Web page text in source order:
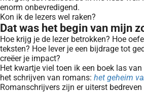
enorm onbevredigend.
Kon ik de lezers wel raken?
Dat was het begin van mijn
Hoe krijg je de lezer betrokken? Hoe
teksten? Hoe lever je een bijdrage tot
creëer je impact?
Het kwartje viel toen ik een boek las
het schrijven van romans: het geheim
Romanschrijvers zijn er uiterst